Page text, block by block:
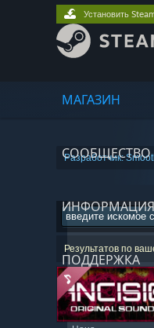
МАГАЗИН
СООБЩЕСТВО
ИНФОРМАЦИЯ
ПОДДЕРЖКА
Установить
Разработчик:
Результатов по